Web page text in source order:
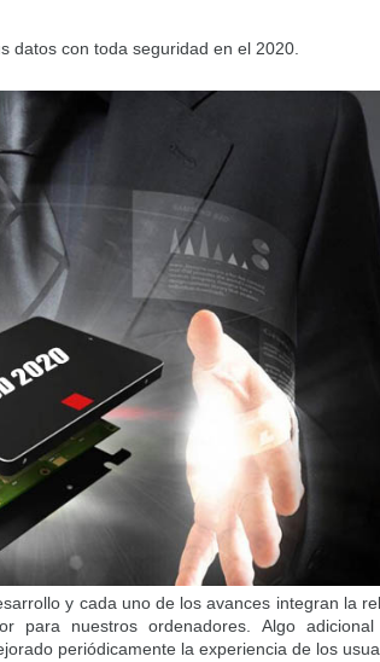
datos con toda seguridad en el 2020.
y cada uno de los avances integran la
para nuestros ordenadores. Algo
periódicamente la experiencia de los